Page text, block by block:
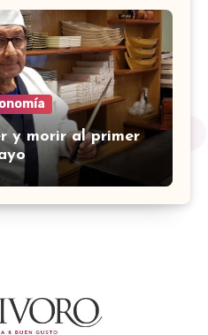
y morir al primer